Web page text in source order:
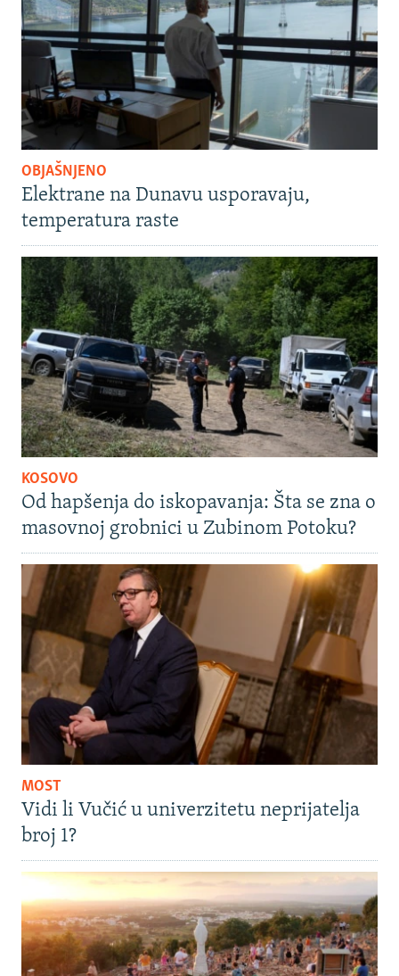
OBJAŠNJENO
Elektrane na Dunavu usporavaju,
temperatura raste
KOSOVO
Od hapšenja do iskopavanja: Šta se zna o
masovnoj grobnici u Zubinom Potoku?
MOST
Vidi li Vučić u univerzitetu neprijatelja
broj 1?